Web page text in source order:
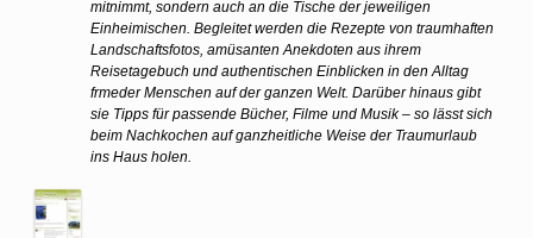
mitnimmt, sondern auch an die Tische der jeweiligen
Einheimischen. Begleitet werden die Rezepte von traumhaften
Landschaftsfotos, amüsanten Anekdoten aus ihrem
Reisetagebuch und authentischen Einblicken in den Alltag
frmeder Menschen auf der ganzen Welt. Darüber hinaus gibt
sie Tipps für passende Bücher, Filme und Musik – so lässt sich
beim Nachkochen auf ganzheitliche Weise der Traumurlaub
ins Haus holen.